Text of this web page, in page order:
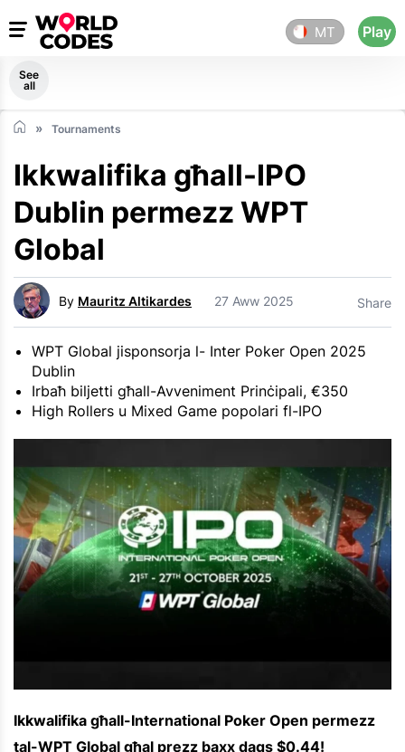
MT Play
See
all
Tournaments
Ikkwalifika għall-IPO
Dublin permezz WPT
Global
By Mauritz Altikardes 27 Aww 2025 Share
WPT Global jisponsorja l- Inter Poker Open 2025
Dublin
Irbaħ biljetti għall-Avveniment Prinċipali, €350
High Rollers u Mixed Game popolari fl-IPO
Ikkwalifika għall-International Poker Open permezz
tal-WPT Global għal prezz baxx daqs $0.44!